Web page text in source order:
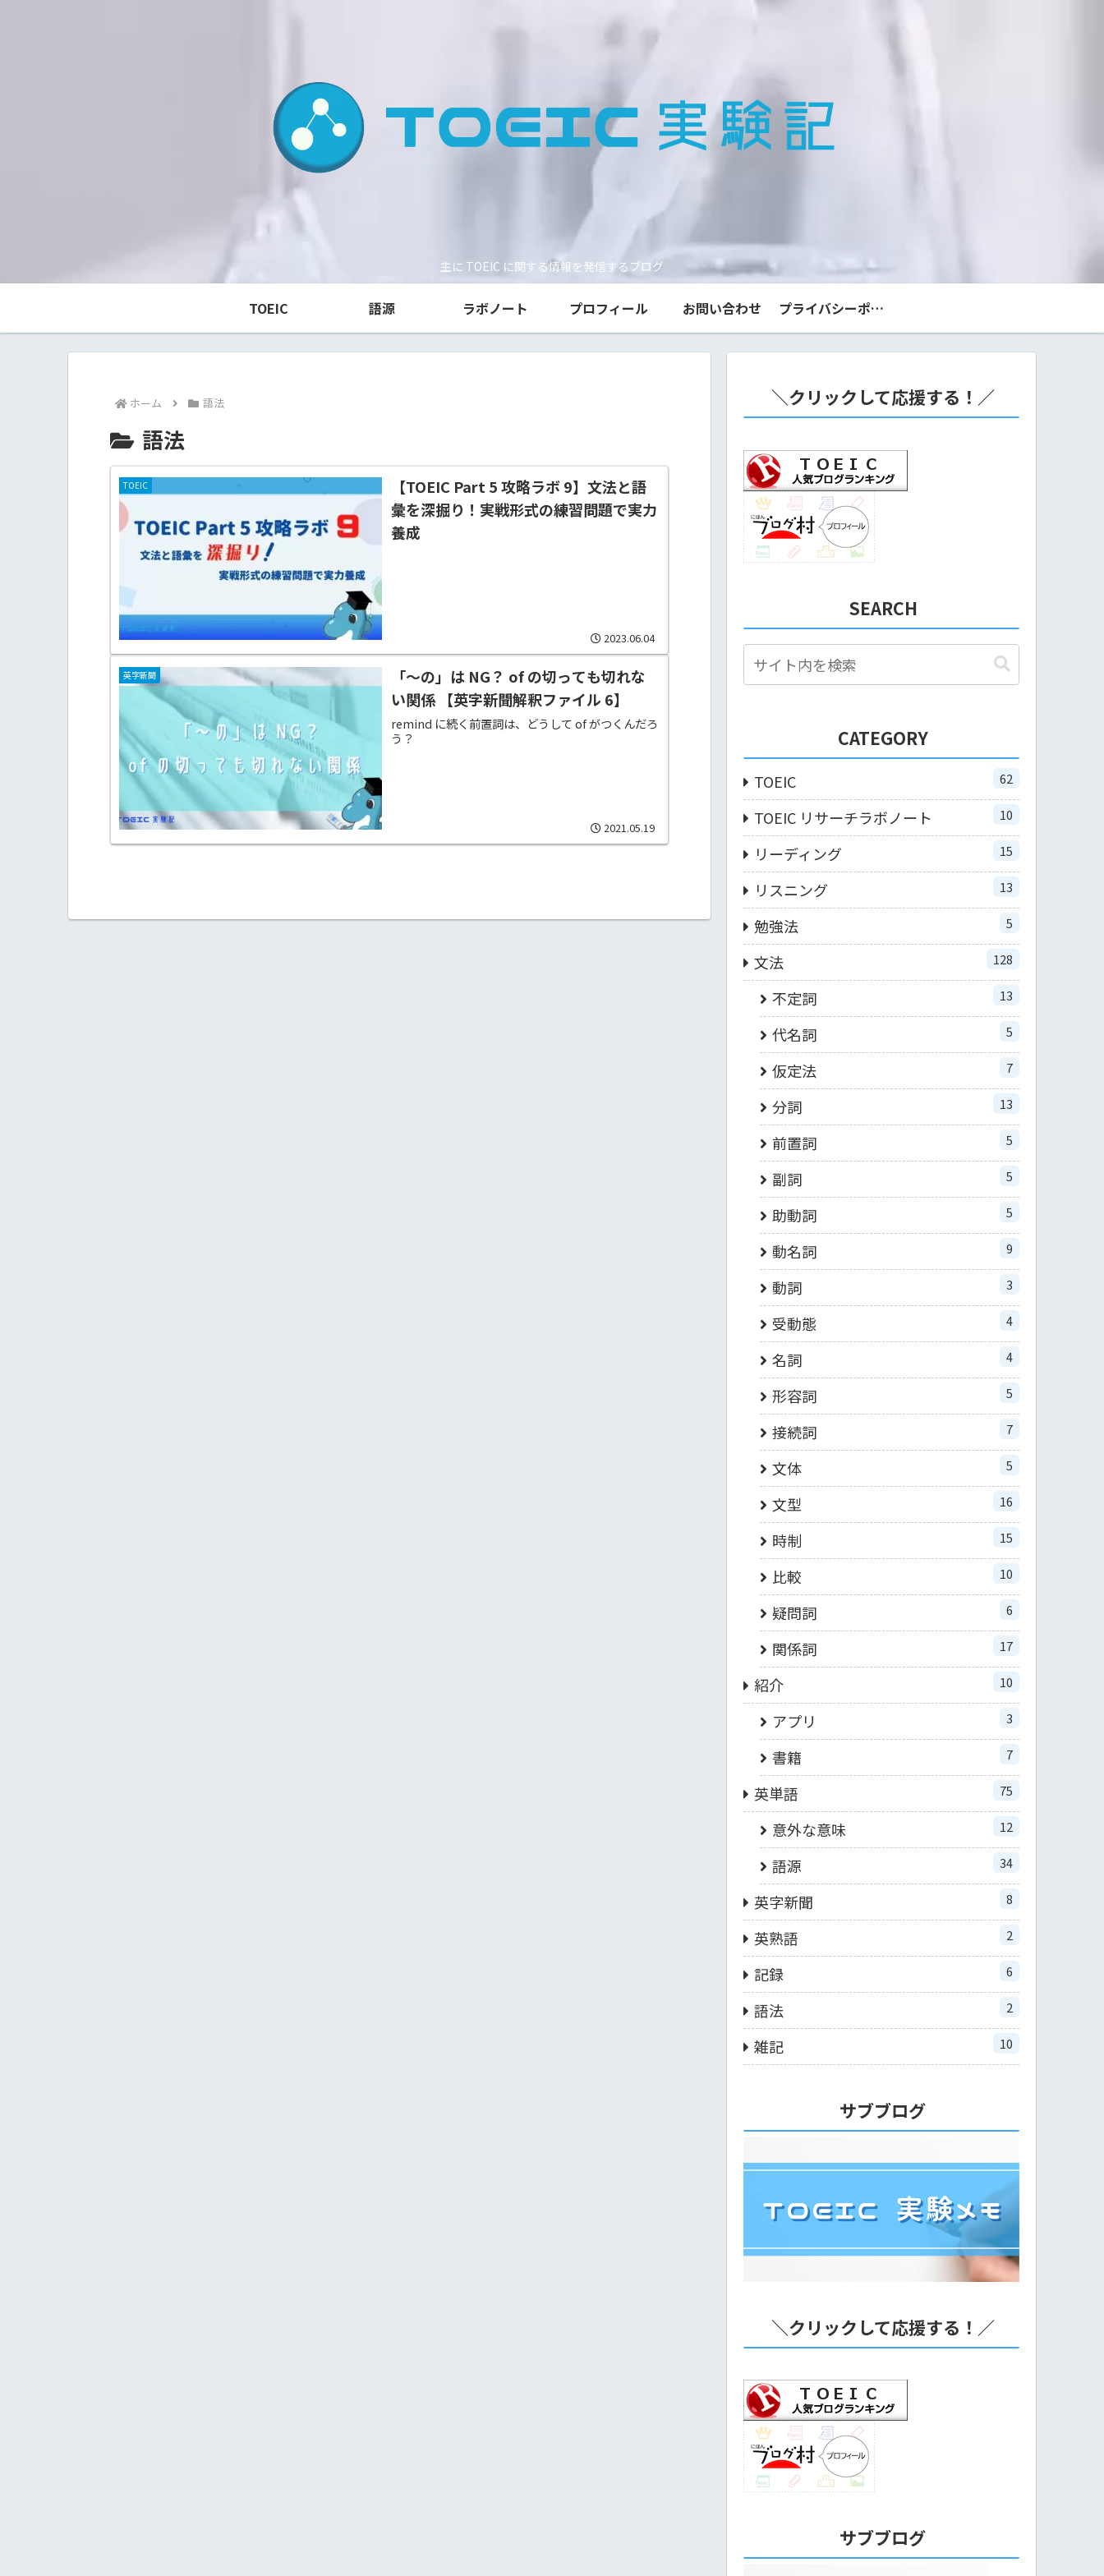
主に TOEIC に関する情報を発信するブログ
TOEIC 語源 ラボノート プロフィール お問い合わせ プライバシーポリシー
ホーム 語法
語法
TOEIC
【TOEIC Part 5 攻略ラボ 9】文法と語
彙を深掘り！実戦形式の練習問題で実力
養成
2023.06.04
英字新聞
「～の」は NG？ of の切っても切れな
い関係 【英字新聞解釈ファイル 6】
remind に続く前置詞は、どうして of がつくんだろ
う？
2021.05.19
＼クリックして応援する！／
SEARCH
CATEGORY
TOEIC 62
TOEIC リサーチラボノート 10
リーディング 15
リスニング 13
勉強法 5
文法 128
不定詞 13
代名詞 5
仮定法 7
分詞 13
前置詞 5
副詞 5
助動詞 5
動名詞 9
動詞 3
受動態 4
名詞 4
形容詞 5
接続詞 7
文体 5
文型 16
時制 15
比較 10
疑問詞 6
関係詞 17
紹介 10
アプリ 3
書籍 7
英単語 75
意外な意味 12
語源 34
英字新聞 8
英熟語 2
記録 6
語法 2
雑記 10
サブブログ
＼クリックして応援する！／
サブブログ